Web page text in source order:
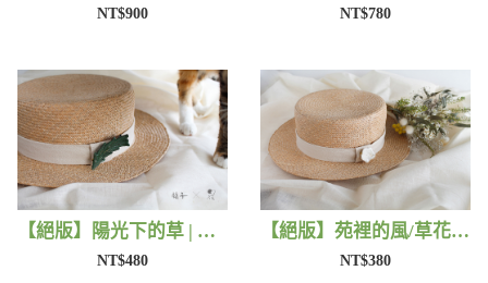
NT$900 NT$780
【絕版】陽光下的草 | 藺子X片片
NT$480
【絕版】苑裡的風/草花 | 藺子X片片
NT$380